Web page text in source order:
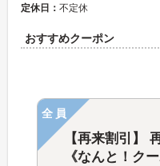
定休日： 不定休
おすすめクーポン
全員
【再来割引】
《なんと！ク